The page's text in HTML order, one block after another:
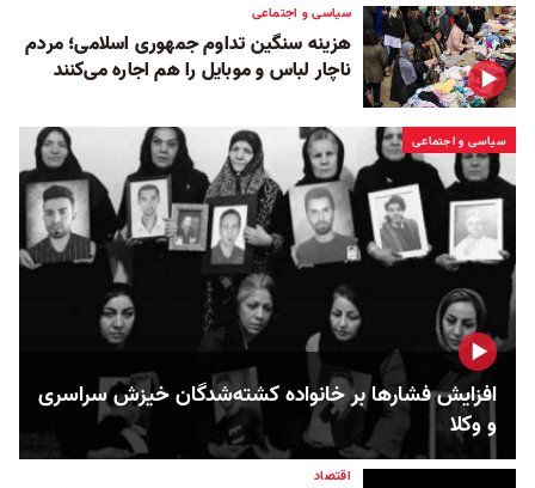
سیاسی و اجتماعی
هزینه سنگین تداوم جمهوری اسلامی؛ مردم
ناچار لباس و موبایل را هم اجاره می‌کنند
سیاسی و اجتماعی
افزایش فشارها بر خانواده کشته‌شدگان خیزش سراسری
و وکلا
اقتصاد